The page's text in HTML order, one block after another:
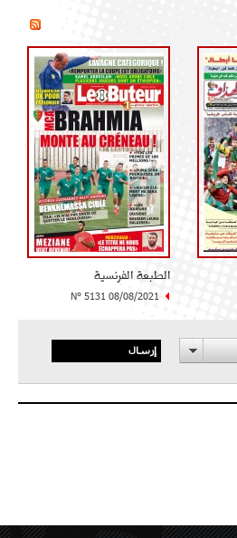
الطبعة الفرنسية
N° 5131 08/08/2021
إرسال